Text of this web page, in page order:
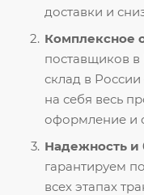
доставки и
Комплексное
поставщиков в
склад в
на себя весь
оформление и
Надежность и
гарантируем
всех этапах